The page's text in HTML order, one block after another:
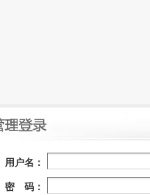
用户名：
密 码：